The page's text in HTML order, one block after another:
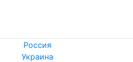
Россия
Украина